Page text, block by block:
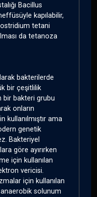
Bacillus
kapılabilir,
tetani
da tetanoza
bakterilerde
bir çeşitlilik
bir bakteri grubu
onların
kullanılmıştır ama
genetik
Bakteriyel
göre ayırırken
için kullanılan
vericisi.
için kullanılan
solunum